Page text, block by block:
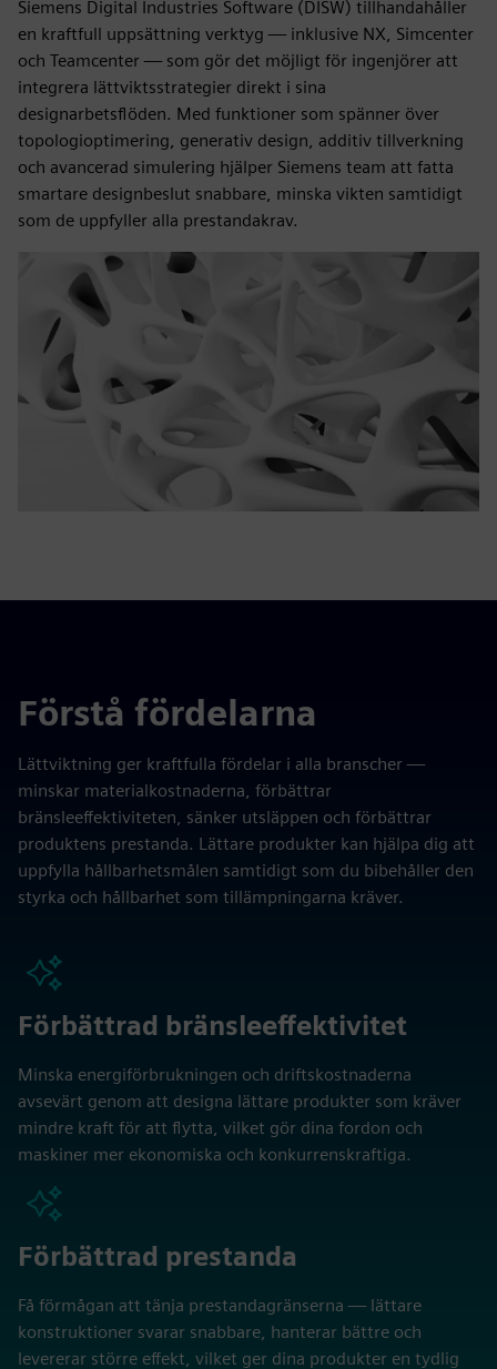
Siemens Digital Industries Software (DISW) tillhandahåller
en kraftfull uppsättning verktyg — inklusive NX, Simcenter
och Teamcenter — som gör det möjligt för ingenjörer att
integrera lättviktsstrategier direkt i sina
designarbetsflöden. Med funktioner som spänner över
topologioptimering, generativ design, additiv tillverkning
och avancerad simulering hjälper Siemens team att fatta
smartare designbeslut snabbare, minska vikten samtidigt
som de uppfyller alla prestandakrav.
Förstå fördelarna
Lättviktning ger kraftfulla fördelar i alla branscher —
minskar materialkostnaderna, förbättrar
bränsleeffektiviteten, sänker utsläppen och förbättrar
produktens prestanda. Lättare produkter kan hjälpa dig att
uppfylla hållbarhetsmålen samtidigt som du bibehåller den
styrka och hållbarhet som tillämpningarna kräver.
Förbättrad bränsleeffektivitet
Minska energiförbrukningen och driftskostnaderna
avsevärt genom att designa lättare produkter som kräver
mindre kraft för att flytta, vilket gör dina fordon och
maskiner mer ekonomiska och konkurrenskraftiga.
Förbättrad prestanda
Få förmågan att tänja prestandagränserna — lättare
konstruktioner svarar snabbare, hanterar bättre och
levererar större effekt, vilket ger dina produkter en tydlig